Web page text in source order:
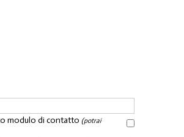
modulo di contatto (potrai